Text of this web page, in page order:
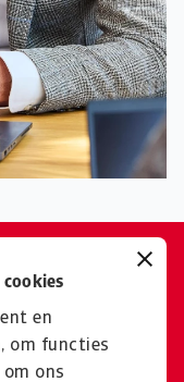
cookies
en
om functies
ons
onze
bij hun
wat er